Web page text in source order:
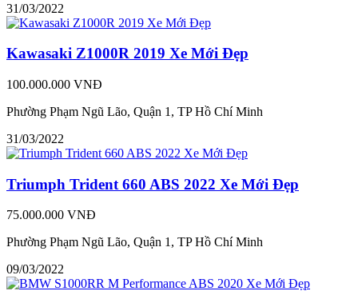
31/03/2022
Kawasaki Z1000R 2019 Xe Mới Đẹp
100.000.000 VNĐ
Phường Phạm Ngũ Lão, Quận 1, TP Hồ Chí Minh
31/03/2022
Triumph Trident 660 ABS 2022 Xe Mới Đẹp
75.000.000 VNĐ
Phường Phạm Ngũ Lão, Quận 1, TP Hồ Chí Minh
09/03/2022